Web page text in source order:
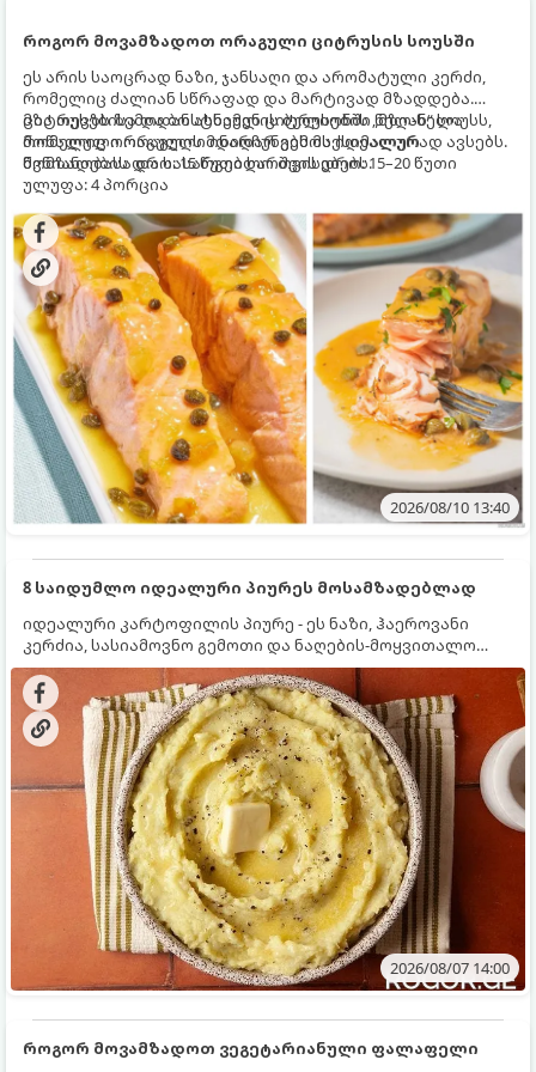
როგორ მოვამზადოთ ორაგული ციტრუსის სოუსში
ეს არის საოცრად ნაზი, ჯანსაღი და არომატული კერძი,
რომელიც ძალიან სწრაფად და მარტივად მზადდება.
ციტრუსებისა და ბოსტნეულის ბულიონში ნელ-ნელა
მოწალული ორაგული ინარჩუნებს მაქსიმალურ
წვნიანობასა და სასარგებლო თვისებებს.
მზა თევზს ზემოდან ასხამენ ციტრუსების „მზიან“ სოუსს,
რომელიც ორაგულის მდიდარ გემოს იდეალურად ავსებს.
მომზადების დრო: 15 წუთი ხარშვის დრო: 15–20 წუთი
ულუფა: 4 პორცია
2026/08/10 13:40
8 საიდუმლო იდეალური პიურეს მოსამზადებლად
იდეალური კარტოფილის პიურე - ეს ნაზი, ჰაეროვანი
კერძია, სასიამოვნო გემოთი და ნაღების-მოყვითალო
ფერით. მისი მომზადება ძალიან მარტივია, მაგრამ
არსებობს რამდენიმე საიდუმლო, რომლებიც უნდა
იცოდეთ, რომ პიურე იდეალურად გემრიელი გამოვიდეს.
2026/08/07 14:00
როგორ მოვამზადოთ ვეგეტარიანული ფალაფელი